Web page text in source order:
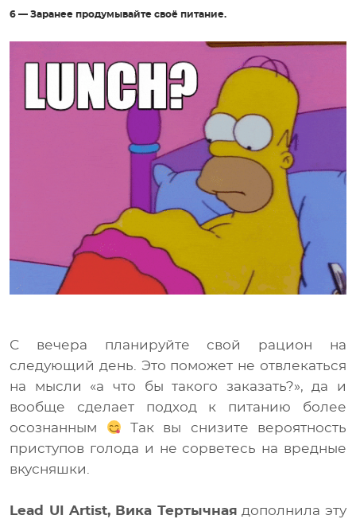
6 — Заранее продумывайте своё питание.
С вечера планируйте свой рацион на
следующий день. Это поможет не отвлекаться
на мысли «а что бы такого заказать?», да и
вообще сделает подход к питанию более
осознанным
Так вы снизите вероятность
приступов голода и не сорветесь на вредные
вкусняшки.
Lead UI Artist, Вика Тертычная дополнила эту